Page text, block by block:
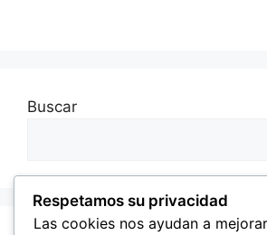
Buscar
Respetamos su privacidad
Las cookies nos ayudan a